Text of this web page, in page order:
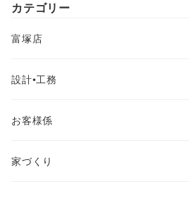
カテゴリー
富塚店
設計•工務
お客様係
家づくり